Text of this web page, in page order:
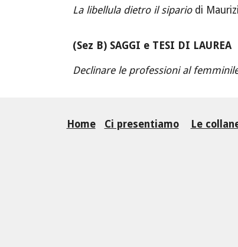
La libellula dietro il sipariodi
(Sez B) SAGGI e TESI DI LAUREA
Declinare le professioni al
Home Ci presentiamo Le